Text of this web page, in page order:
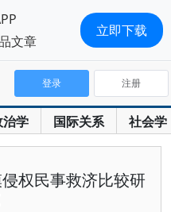
治学 国际关系 社会学
登录 注册
权民事救济比较研
文章
立即下载